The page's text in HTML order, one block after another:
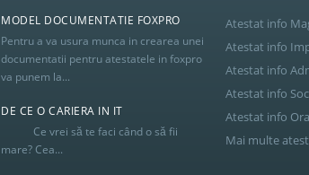
MODEL DOCUMENTATIE FOXPRO
Pentru a va usura munca in crearea unei
documentatii pentru atestatele in foxpro
va punem la...
DE CE O CARIERA IN IT
Ce vrei să te faci când o să fii
mare? Cea...
Atestat info
Atestat info
Atestat info
Atestat info
Atestat info
Mai multe